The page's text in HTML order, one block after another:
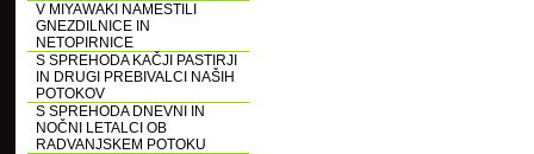
V MIYAWAKI NAMESTILI
GNEZDILNICE IN
NETOPIRNICE
S SPREHODA KAČJI PASTIRJI
IN DRUGI PREBIVALCI NAŠIH
POTOKOV
S SPREHODA DNEVNI IN
NOČNI LETALCI OB
RADVANJSKEM POTOKU